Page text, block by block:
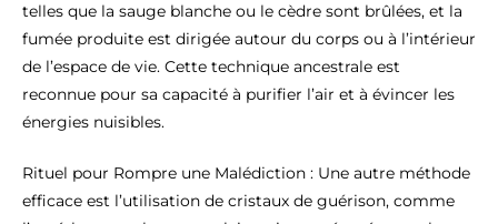
telles que la sauge blanche ou le cèdre sont brûlées, et la
fumée produite est dirigée autour du corps ou à l’intérieur
de l’espace de vie. Cette technique ancestrale est
reconnue pour sa capacité à purifier l’air et à évincer les
énergies nuisibles.
Rituel pour Rompre une Malédiction : Une autre méthode
efficace est l’utilisation de cristaux de guérison, comme